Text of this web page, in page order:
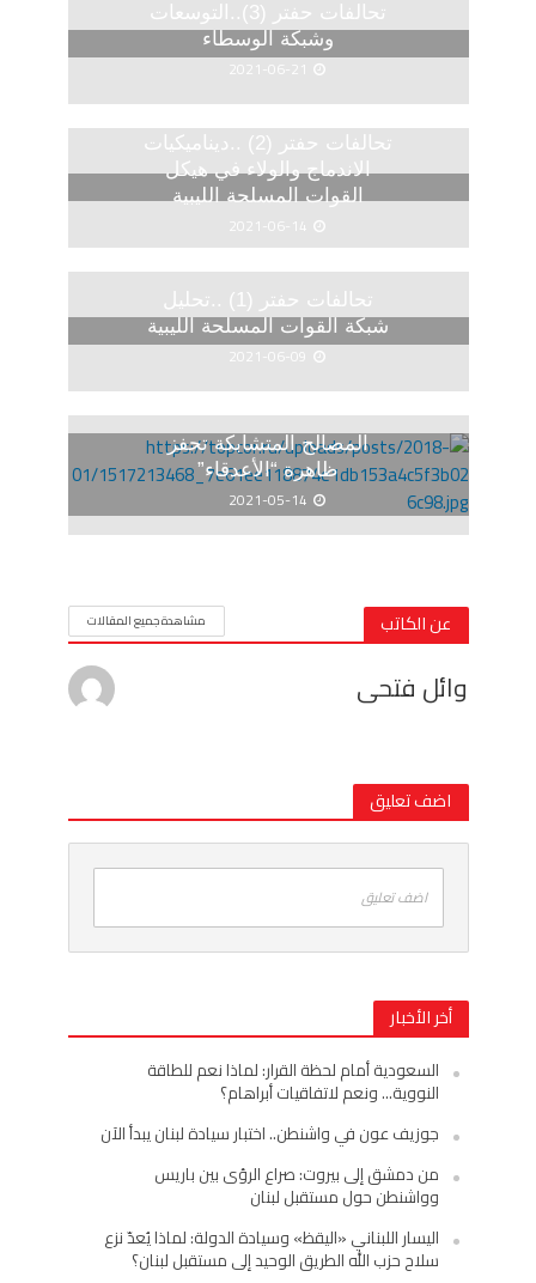
تحالفات حفتر (3)..التوسعات
وشبكة الوسطاء
2021-06-21
تحالفات حفتر (2) ..ديناميكيات
الاندماج والولاء في هيكل
القوات المسلحة الليبية
2021-06-14
تحالفات حفتر (1) ..تحليل
شبكة القوات المسلحة الليبية
2021-06-09
المصالح المتشابكة تحفز
ظاهرة “الأعدقاء”
2021-05-14
عن الكاتب مشاهدة جميع المقالات
وائل فتحى
اضف تعليق
اضف تعليق
أخر الأخبار
السعودية أمام لحظة القرار: لماذا نعم للطاقة
النووية… ونعم لاتفاقيات أبراهام؟
جوزيف عون في واشنطن.. اختبار سيادة لبنان يبدأ الآن
من دمشق إلى بيروت: صراع الرؤى بين باريس
وواشنطن حول مستقبل لبنان
اليسار اللبناني «اليقظ» وسيادة الدولة: لماذا يُعدّ نزع
سلاح حزب الله الطريق الوحيد إلى مستقبل لبنان؟